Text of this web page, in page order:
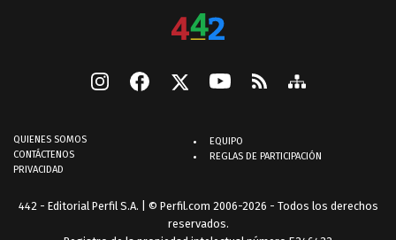
QUIENES SOMOS
CONTÁCTENOS
PRIVACIDAD
EQUIPO
REGLAS DE PARTICIPACIÓN
442 - Editorial Perfil S.A. | © Perfil.com 2006-2026 - Todos los derechos
reservados.